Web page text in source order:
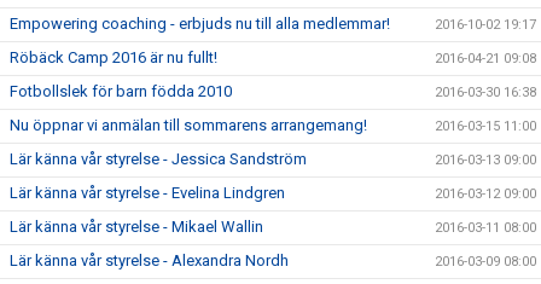
Empowering coaching - erbjuds nu till alla medlemmar! 2016-10-02 19:17
Röbäck Camp 2016 är nu fullt! 2016-04-21 09:08
Fotbollslek för barn födda 2010 2016-03-30 16:38
Nu öppnar vi anmälan till sommarens arrangemang! 2016-03-15 11:00
Lär känna vår styrelse - Jessica Sandström 2016-03-13 09:00
Lär känna vår styrelse - Evelina Lindgren 2016-03-12 09:00
Lär känna vår styrelse - Mikael Wallin 2016-03-11 08:00
Lär känna vår styrelse - Alexandra Nordh 2016-03-09 08:00